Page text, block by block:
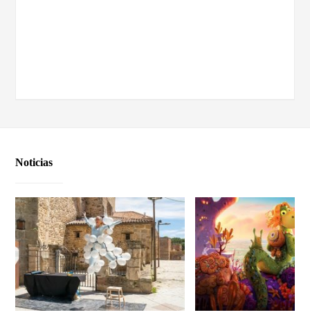
Noticias